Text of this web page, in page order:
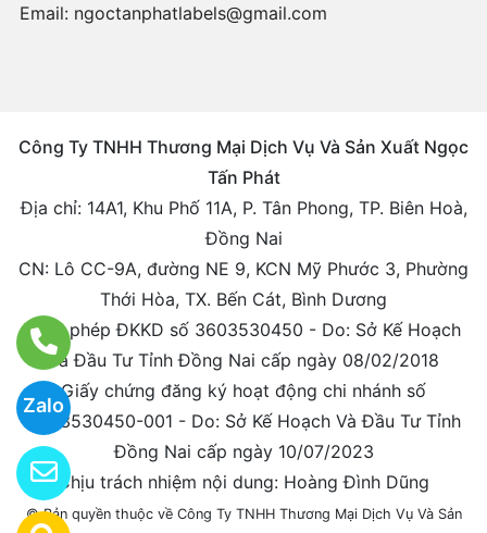
Zalo
Email: ngoctanphatlabels@gmail.com
Công Ty TNHH Thương Mại Dịch Vụ Và Sản Xuất Ngọc
Tấn Phát
Địa chỉ: 14A1, Khu Phố 11A, P. Tân Phong, TP. Biên Hoà,
Đồng Nai
CN: Lô CC-9A, đường NE 9, KCN Mỹ Phước 3, Phường
Thới Hòa, TX. Bến Cát, Bình Dương
Giấy phép ĐKKD số 3603530450 - Do: Sở Kế Hoạch
Và Đầu Tư Tỉnh Đồng Nai cấp ngày 08/02/2018
Giấy chứng đăng ký hoạt động chi nhánh số
3603530450-001 - Do: Sở Kế Hoạch Và Đầu Tư Tỉnh
Đồng Nai cấp ngày 10/07/2023
Chịu trách nhiệm nội dung: Hoàng Đình Dũng
© Bản quyền thuộc về Công Ty TNHH Thương Mại Dịch Vụ Và Sản